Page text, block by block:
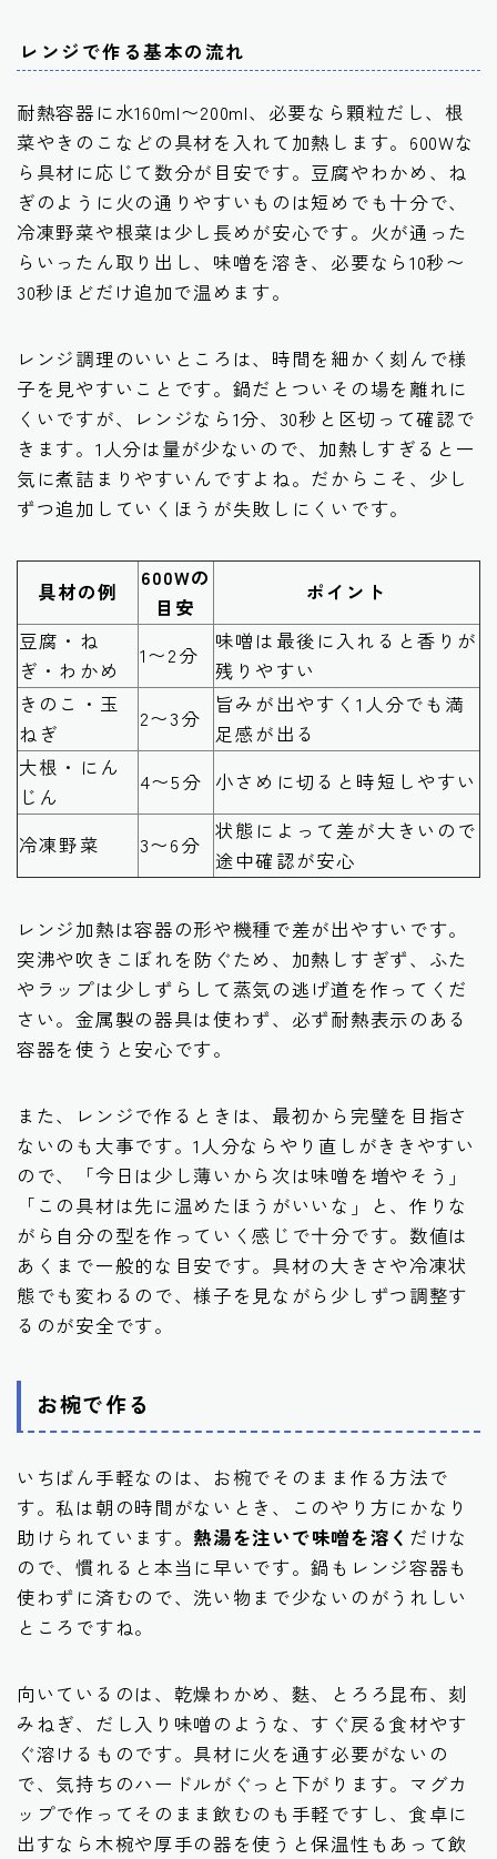
レンジで作る基本の流れ
耐熱容器に水160ml〜200ml、必要なら顆粒だし、根
菜やきのこなどの具材を入れて加熱します。600Wな
ら具材に応じて数分が目安です。豆腐やわかめ、ね
ぎのように火の通りやすいものは短めでも十分で、
冷凍野菜や根菜は少し長めが安心です。火が通った
らいったん取り出し、味噌を溶き、必要なら10秒〜
30秒ほどだけ追加で温めます。
レンジ調理のいいところは、時間を細かく刻んで様
子を見やすいことです。鍋だとついその場を離れに
くいですが、レンジなら1分、30秒と区切って確認で
きます。1人分は量が少ないので、加熱しすぎると一
気に煮詰まりやすいんですよね。だからこそ、少し
ずつ追加していくほうが失敗しにくいです。
具材の例
600Wの
目安
ポイント
豆腐・ね
ぎ・わかめ
1〜2分
味噌は最後に入れると香りが
残りやすい
きのこ・玉
ねぎ
2〜3分
旨みが出やすく1人分でも満
足感が出る
大根・にん
じん
4〜5分 小さめに切ると時短しやすい
冷凍野菜 3〜6分
状態によって差が大きいので
途中確認が安心
レンジ加熱は容器の形や機種で差が出やすいです。
突沸や吹きこぼれを防ぐため、加熱しすぎず、ふた
やラップは少しずらして蒸気の逃げ道を作ってくだ
さい。金属製の器具は使わず、必ず耐熱表示のある
容器を使うと安心です。
また、レンジで作るときは、最初から完璧を目指さ
ないのも大事です。1人分ならやり直しがききやすい
ので、「今日は少し薄いから次は味噌を増やそう」
「この具材は先に温めたほうがいいな」と、作りな
がら自分の型を作っていく感じで十分です。数値は
あくまで一般的な目安です。具材の大きさや冷凍状
態でも変わるので、様子を見ながら少しずつ調整す
るのが安全です。
お椀で作る
いちばん手軽なのは、お椀でそのまま作る方法で
す。私は朝の時間がないとき、このやり方にかなり
助けられています。 熱湯を注いで味噌を溶く だけな
ので、慣れると本当に早いです。鍋もレンジ容器も
使わずに済むので、洗い物まで少ないのがうれしい
ところですね。
向いているのは、乾燥わかめ、麩、とろろ昆布、刻
みねぎ、だし入り味噌のような、すぐ戻る食材やす
ぐ溶けるものです。具材に火を通す必要がないの
で、気持ちのハードルがぐっと下がります。マグカ
ップで作ってそのまま飲むのも手軽ですし、食卓に
出すなら木椀や厚手の器を使うと保温性もあって飲